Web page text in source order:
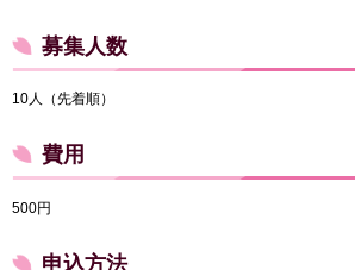
募集人数
10人（先着順）
費用
500円
申込方法